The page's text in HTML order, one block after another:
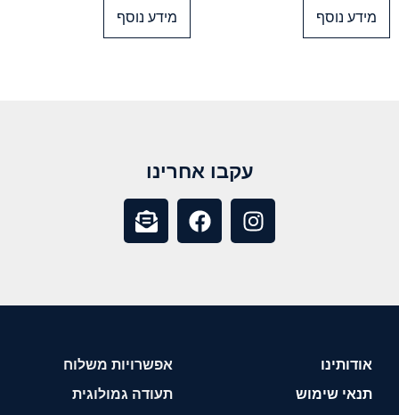
מידע נוסף מידע נוסף
עקבו אחרינו
אודותינו
תנאי שימוש
אפשרויות משלוח
תעודה גמולוגית